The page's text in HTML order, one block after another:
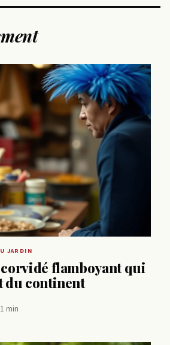
JARDIN
flamboyant qui
du continent
min